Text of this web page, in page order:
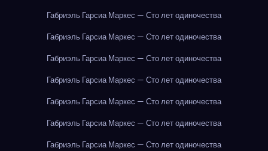
Габриэль Гарсиа Маркес — Сто лет одиночества
Габриэль Гарсиа Маркес — Сто лет одиночества
Габриэль Гарсиа Маркес — Сто лет одиночества
Габриэль Гарсиа Маркес — Сто лет одиночества
Габриэль Гарсиа Маркес — Сто лет одиночества
Габриэль Гарсиа Маркес — Сто лет одиночества
Габриэль Гарсиа Маркес — Сто лет одиночества